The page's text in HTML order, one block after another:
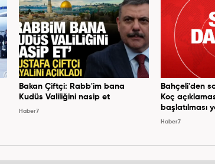
Bakan Çiftçi: Rabb'im bana
Kudüs Valiliğini nasip et
Haber7
Bahçeli'den
Koç
başlatılması
Haber7